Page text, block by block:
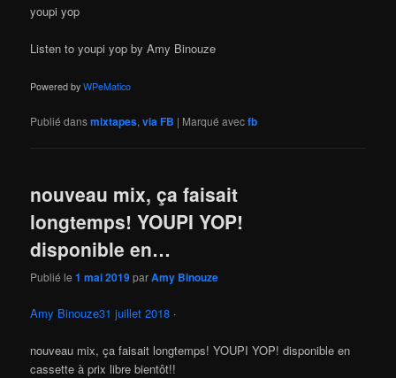
youpi yop
Listen to youpi yop by Amy Binouze
Powered byWPeMatico
Publié dansmixtapes,via FB | Marqué avecfb
nouveau mix, ça faisait
longtemps! YOUPI YOP!
disponible en…
Publié le1 mai 2019parAmy Binouze
Amy Binouze31 juillet 2018 ·
nouveau mix, ça faisait longtemps! YOUPI YOP! disponible en
cassette à prix libre bientôt!!